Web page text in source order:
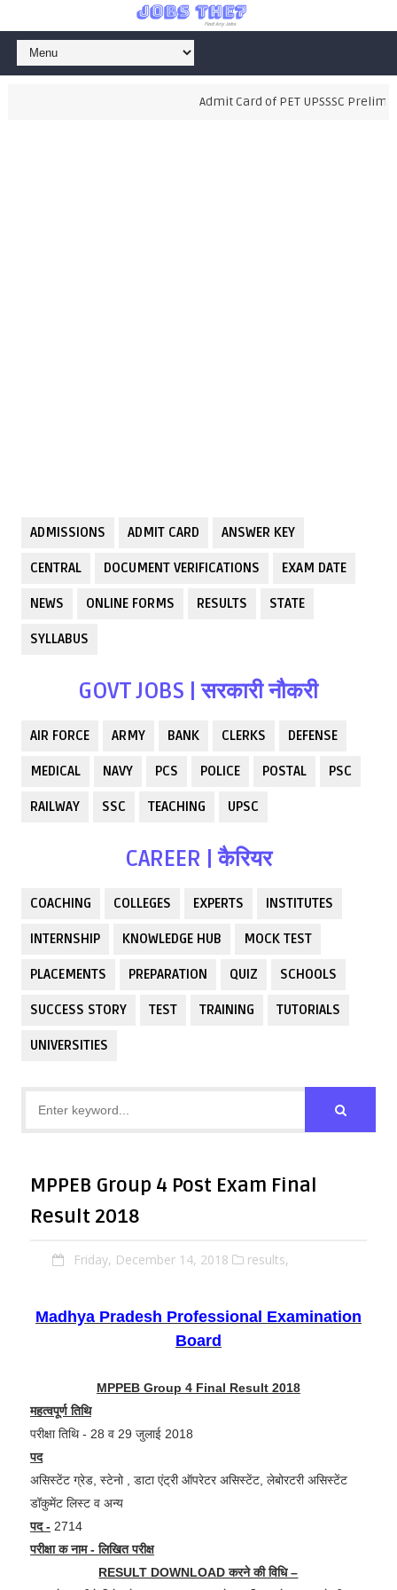
Admit Card of PET UPSSSC
ADMISSIONS ADMIT CARD ANSWER KEY
CENTRAL DOCUMENT VERIFICATIONS EXAM DATE
NEWS ONLINE FORMS RESULTS STATE
SYLLABUS
GOVT JOBS | सरकारी नौकरी
AIR FORCE ARMY BANK CLERKS DEFENSE
MEDICAL NAVY PCS POLICE POSTAL PSC
RAILWAY SSC TEACHING UPSC
CAREER | कैरियर
COACHING COLLEGES EXPERTS INSTITUTES
INTERNSHIP KNOWLEDGE HUB MOCK TEST
PLACEMENTS PREPARATION QUIZ SCHOOLS
SUCCESS STORY TEST TRAINING TUTORIALS
UNIVERSITIES
MPPEB Group 4 Post Exam Final
Result 2018
Friday, December 14, 2018 results,
Madhya Pradesh Professional Examination
Board
MPPEB Group 4 Final Result 2018
महत्वपूर्ण तिथि
परीक्षा तिथि - 28 व 29 जुलाई 2018
पद
असिस्टेंट ग्रेड, स्टेनो , डाटा एंट्री ऑपरेटर असिस्टेंट, लेबोरटरी असिस्टेंट
डॉकुमेंट लिस्ट व अन्य
पद - 2714
परीक्षा क नाम - लिखित परीक्ष
RESULT DOWNLOAD करने की विधि –